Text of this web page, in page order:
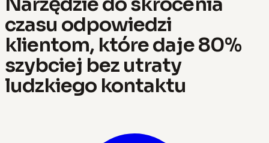
czasu odpowiedzi
klientom, które daje 80%
szybciej bez utraty
ludzkiego kontaktu